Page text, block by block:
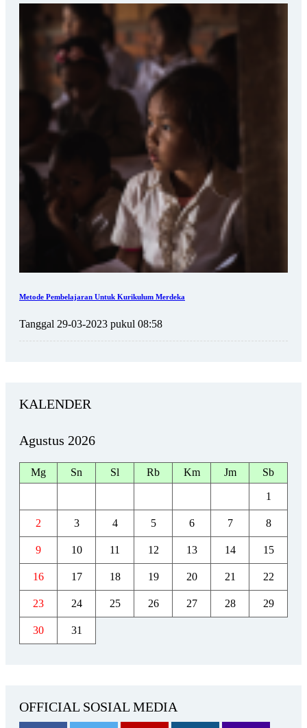
Metode Pembelajaran Untuk Kurikulum Merdeka
Tanggal 29-03-2023 pukul 08:58
KALENDER
Agustus 2026
Mg Sn Sl Rb Km Jm Sb
1
2 3 4 5 6 7 8
9 10 11 12 13 14 15
16 17 18 19 20 21 22
23 24 25 26 27 28 29
30 31
OFFICIAL SOSIAL MEDIA